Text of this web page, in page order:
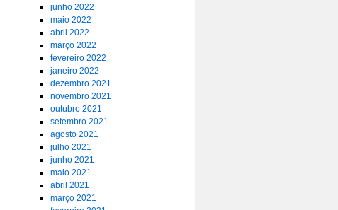
junho 2022
maio 2022
abril 2022
março 2022
fevereiro 2022
janeiro 2022
dezembro 2021
novembro 2021
outubro 2021
setembro 2021
agosto 2021
julho 2021
junho 2021
maio 2021
abril 2021
março 2021